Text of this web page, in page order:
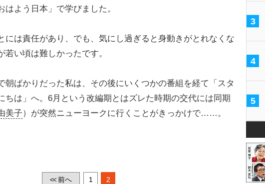
はよう日本」で学びました。
は責任があり、でも、気にし過ぎると身動きがとれなくな
若い頃は難しかったです。
朝ばかりだった私は、その後にいくつかの番組を経て「スタ
ちは」へ。6月という改編期とはズレた時期の交代には同期
美子）が突然ニューヨークに行くことがきっかけで……。
<<前へ 1 2
3
4
5